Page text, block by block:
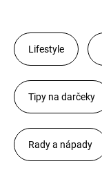
Lifestyle
Tipy na darčeky
Rady a nápady